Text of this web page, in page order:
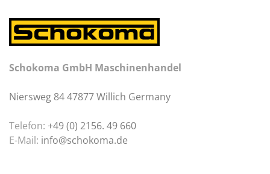
Schokoma GmbH Maschinenhandel
Niersweg 84 47877 Willich Germany
Telefon: +49 (0) 2156. 49 660
E-Mail: info@schokoma.de